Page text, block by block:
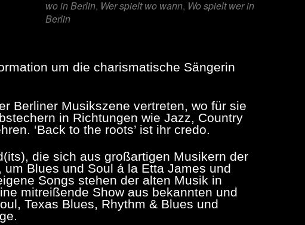
wo in Berlin, Wer spielt wo wann, Wo spielt wer in
Berlin
um die charismatische Sängerin
Berliner Musikszene vertreten, wo für sie
in Richtungen wie Jazz, Country
‘Back to the roots’ ist ihr credo.
die sich aus großartigen Musikern der
Blues und Soul á la Etta James und
Songs stehen der alten Musik in
mitreißende Show aus bekannten und
Texas Blues, Rhythm & Blues und